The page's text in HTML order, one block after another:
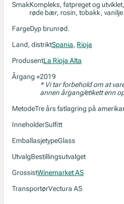
SmakKompleks, fatpreget og
røde bær, rosin, tobakk, vanilje
FargeDyp brunrød.
Land, distriktSpania, Rioja
ProdusentLa Rioja Alta
Årgang *2019
* Vi tar forbehold om at
annen årgang/etikett enn
MetodeTre års fatlagring på
InneholderSulfitt
EmballasjetypeGlass
UtvalgBestillingsutvalget
GrossistWinemarket AS
TransportørVectura AS